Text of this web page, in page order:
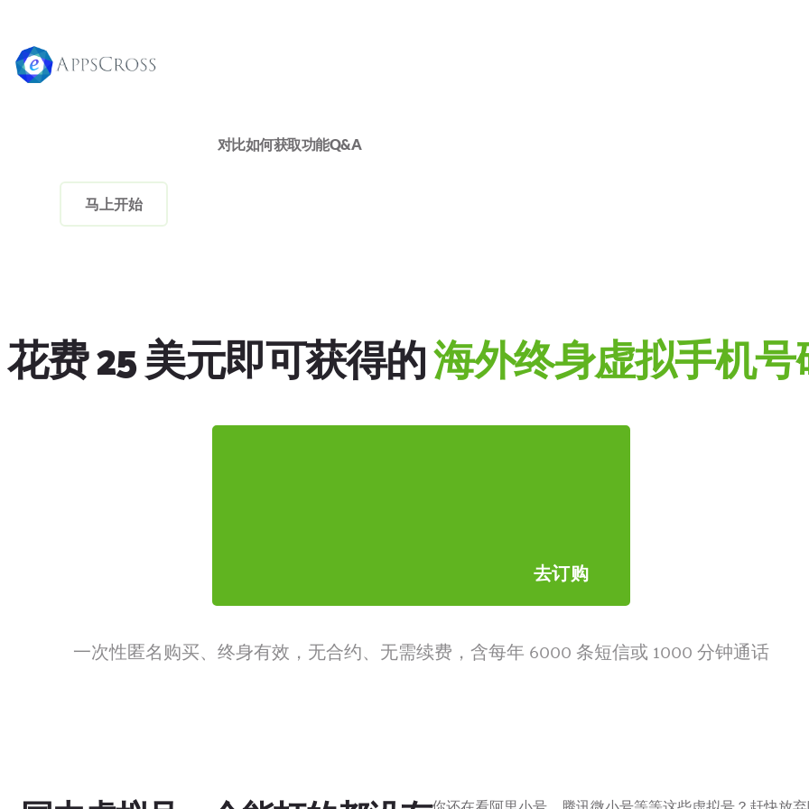
对比如何获取功能Q&A
马上开始
花费 25 美元即可获得的海外终身虚拟手机
去订购
一次性匿名购买、终身有效，无合约、无需续费，含每年 6000 条短信或 1000 分钟通话